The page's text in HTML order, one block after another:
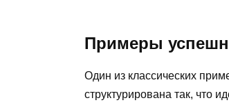
Примеры
Один из классических
структурирована так, что